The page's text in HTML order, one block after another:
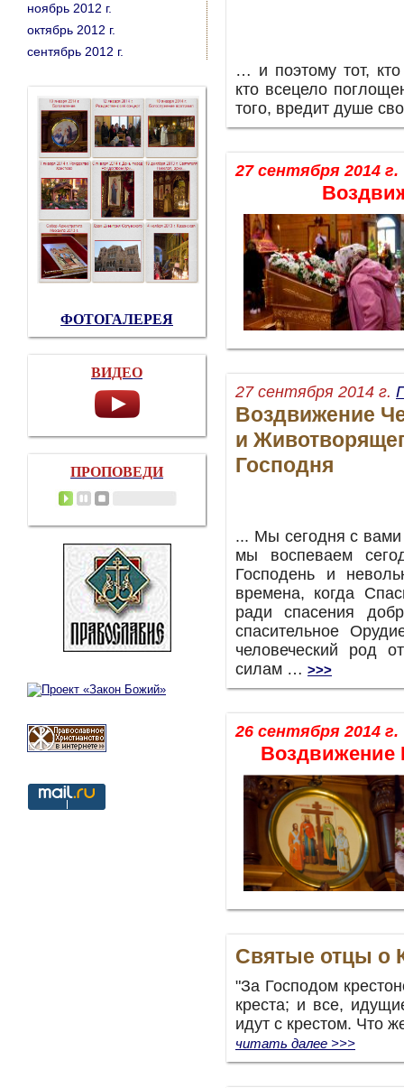
… и поэтому тот,
кто всецело
того, вредит душе
27 сентября 2014 г.
27 cентября 2014 г.
Воздвижение
и
Господня
... Мы сегодня с
мы воспеваем
Господень и
времена, когда
ради спасения
спасительное
человеческий род
силам … >>>
26 сентября 2014 г.
Воздвижение
Святые отцы о
"За Господом
креста; и все,
идут с крестом. Что
читать далее >>>
ноябрь 2012 г.
октябрь 2012 г.
сентябрь 2012 г.
ФОТОГАЛЕРЕЯ
ВИДЕО
ПРОПОВЕДИ